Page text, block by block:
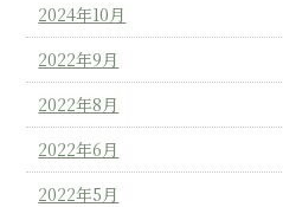
2024年10月
2022年9月
2022年8月
2022年6月
2022年5月